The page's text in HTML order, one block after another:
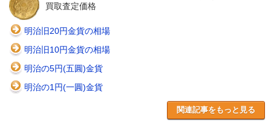
買取査定価格
明治旧20円金貨の相場
明治旧10円金貨の相場
明治の5円(五圓)金貨
明治の1円(一圓)金貨
関連記事をもっと見る